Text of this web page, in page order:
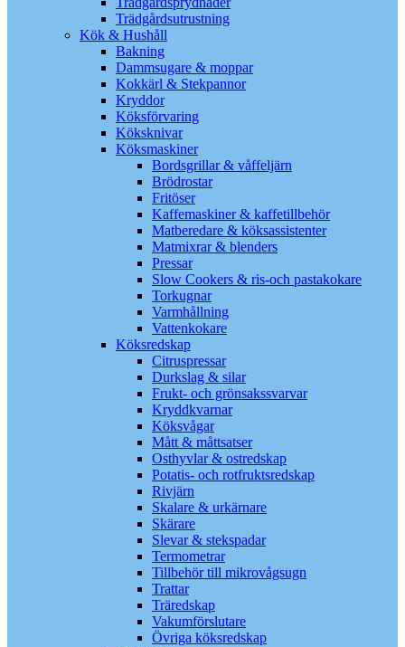
Trädgårdsutrustning
Kök & Hushåll
Bakning
Dammsugare & moppar
Kokkärl & Stekpannor
Kryddor
Köksförvaring
Köksknivar
Köksmaskiner
Bordsgrillar & våffeljärn
Brödrostar
Fritöser
Kaffemaskiner & kaffetillbehör
Matberedare & köksassistenter
Matmixrar & blenders
Pressar
Slow Cookers & ris-och pastakokare
Torkugnar
Varmhållning
Vattenkokare
Köksredskap
Citruspressar
Durkslag & silar
Frukt- och grönsakssvarvar
Kryddkvarnar
Köksvågar
Mått & måttsatser
Osthyvlar & ostredskap
Potatis- och rotfruktsredskap
Rivjärn
Skalare & urkärnare
Skärare
Slevar & stekspadar
Termometrar
Tillbehör till mikrovågsugn
Trattar
Träredskap
Vakumförslutare
Övriga köksredskap